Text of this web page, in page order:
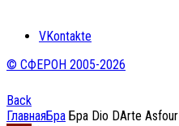
VKontakte
© СФЕРОН 2005-2026
Back
ГлавнаяБра Бра Dio DArte